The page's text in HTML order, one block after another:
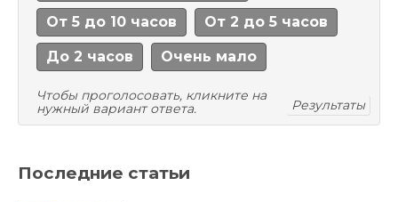
От 5 до 10 часов От 2 до 5 часов
До 2 часов Очень мало
Чтобы проголосовать, кликните на
нужный вариант ответа.
Результаты
Последние статьи